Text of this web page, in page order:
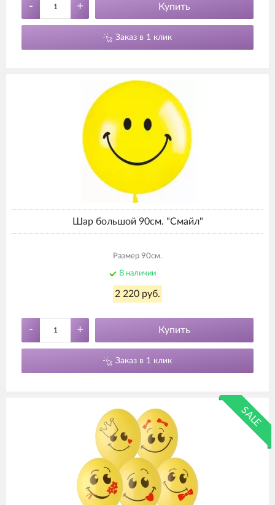
- + Купить
Заказ в 1 клик
Шар большой 90см. "Смайл"
Размер 90см.
В наличии
2 220 руб.
- + Купить
Заказ в 1 клик
SALE